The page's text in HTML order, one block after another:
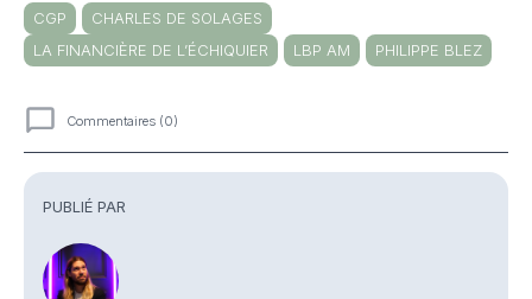
PUBLIÉ PAR
CGP
CHARLES DE SOLAGES
LA FINANCIÈRE DE L’ÉCHIQUIER
LBP AM PHILIPPE BLEZ
Commentaires (0)